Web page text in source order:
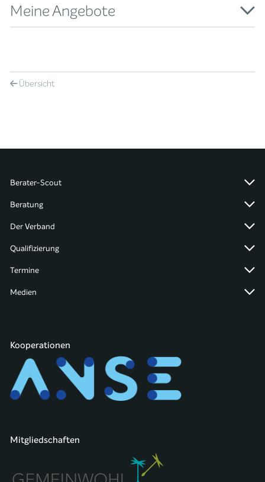
Meine Angebote
Übersicht
Berater-Scout
Beratung
Der Verband
Qualifizierung
Termine
Medien
Kooperationen
Mitgliedschaften